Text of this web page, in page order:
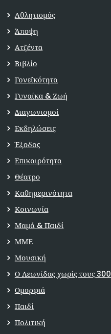
Αθλητισμός
Άποψη
Ατζέντα
Βιβλίο
Γονεϊκότητα
Γυναίκα & Ζωή
Διαγωνισμοί
Εκδηλώσεις
Έξοδος
Επικαιρότητα
Θέατρο
Καθημερινότητα
Κοινωνία
Μαμά & Παιδί
ΜΜΕ
Μουσική
Ο Λεωνίδας χωρίς τους 300
Ομορφιά
Παιδί
Πολιτική